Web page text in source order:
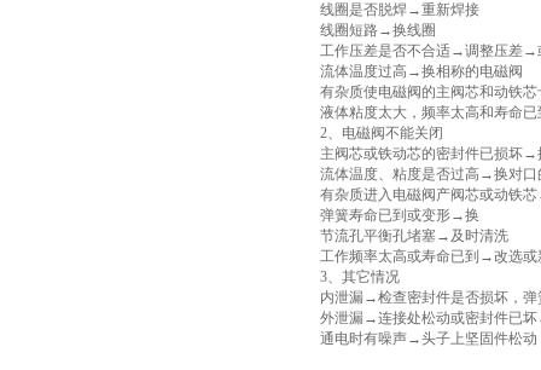
线圈是否脱焊→重新焊接
线圈短路→换线圈
工作压差是否不合适→调整压差→
流体温度过高→换相称的电磁阀
有杂质使电磁阀的主阀芯和动铁
液体粘度太大，频率太高和寿命
2、电磁阀不能关闭
主阀芯或铁动芯的密封件已损坏→
流体温度、粘度是否过高→换对口
有杂质进入电磁阀产阀芯或动铁
弹簧寿命已到或变形→换
节流孔平衡孔堵塞→及时清洗
工作频率太高或寿命已到→改选或
3、其它情况
内泄漏→检查密封件是否损坏，弹
外泄漏→连接处松动或密封件已
通电时有噪声→头子上坚固件松动